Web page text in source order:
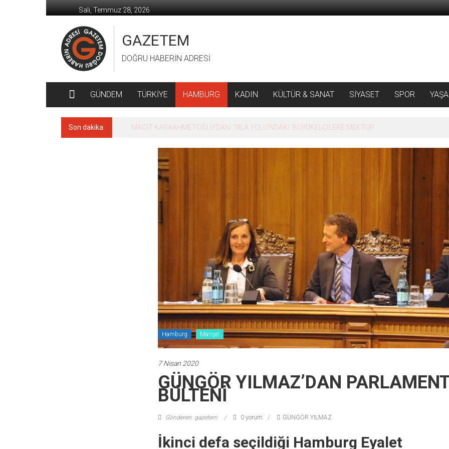
geç
Salı, Temmuz 28, 2026
GAZETEM
DOĞRU HABERİN ADRESİ
GÜNDEM TÜRKİYE HAMBURG KADIN KÜLTÜR & SANAT SİYASET SPOR
Son dakika: MACİT KARAAHMETOĞLU’DAN ‘SILA YOLU’NDAKİ ’BÜYÜKELÇİLERE MEKTUP
Hamburg Manşet
7 Nisan 2020
GÜNGÖR YILMAZ’DAN
BÜLTENİ
Gönderen: gazetem 0 yorum GÜNGÖR YILMAZ
İkinci defa seçildiği Hamburg Eyalet